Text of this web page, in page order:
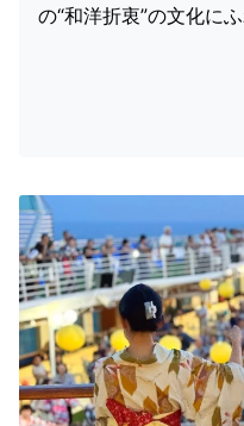
の“和洋折衷”の文化に